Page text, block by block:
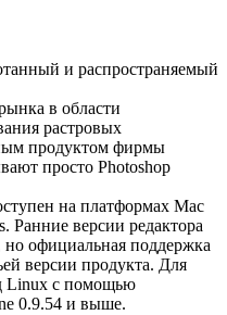
и распространяемый
в области
растровых
продуктом фирмы
просто Photoshop
на платформах Mac
Ранние версии редактора
официальная поддержка
версии продукта. Для
Linux с помощью
0.9.54 и выше.